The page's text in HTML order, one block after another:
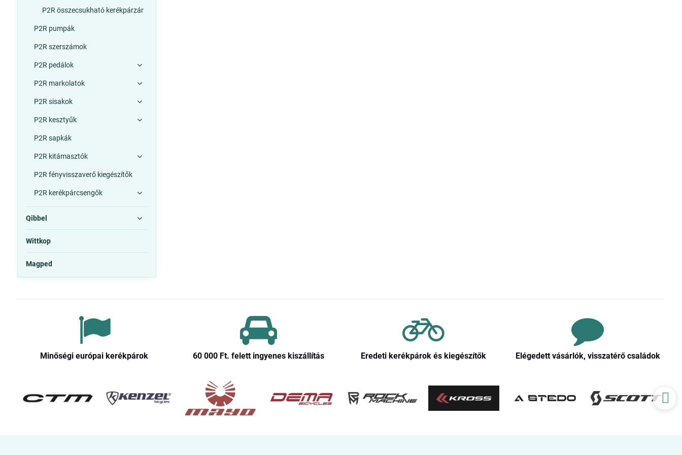
P2R összecsukható kerékpárzár
P2R pumpák
P2R szerszámok
P2R pedálok
P2R markolatok
P2R sisakok
P2R kesztyűk
P2R sapkák
P2R kitámasztók
P2R fényvisszaverő kiegészítők
P2R kerékpárcsengők
Qibbel
Wittkop
Magped
Minőségi európai kerékpárok 60 000 Ft​. felett ingyenes kiszállítás Eredeti kerékpárok és kiegészítők Elégedett vásárlók, visszatérő családok